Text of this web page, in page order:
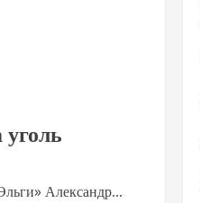
Александр...